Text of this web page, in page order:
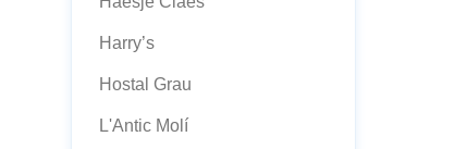
Harry’s
Hostal Grau
L'Antic Molí